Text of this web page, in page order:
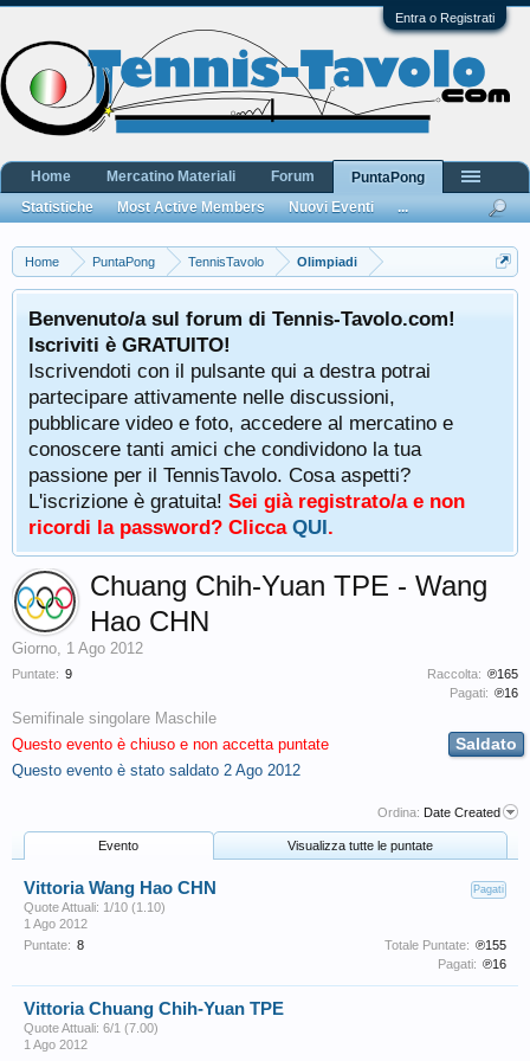
Entra o Registrati
Home PuntaPong TennisTavolo Olimpiadi
Benvenuto/a sul forum di Tennis-Tavolo.com!
Iscriviti è GRATUITO!
Iscrivendoti con il pulsante qui a destra potrai
partecipare attivamente nelle discussioni,
pubblicare video e foto, accedere al mercatino e
conoscere tanti amici che condividono la tua
passione per il TennisTavolo. Cosa aspetti?
L'iscrizione è gratuita! Sei già registrato/a e non
ricordi la password? Clicca QUI.
Puntate: 9 Raccolta: ℗165
Pagati: ℗16
Chuang Chih-Yuan TPE - Wang
Hao CHN
Giorno, 1 Ago 2012
Saldato
Semifinale singolare Maschile
Questo evento è chiuso e non accetta puntate
Questo evento è stato saldato 2 Ago 2012
Ordina: Date Created
Evento Visualizza tutte le puntate
Pagati
Vittoria Wang Hao CHN
Quote Attuali: 1/10 (1.10)
1 Ago 2012
Puntate: 8 Totale Puntate: ℗155
Pagati: ℗16
Vittoria Chuang Chih-Yuan TPE
Quote Attuali: 6/1 (7.00)
1 Ago 2012
Home Mercatino Materiali Forum
PuntaPong
Statistiche
Most Active Members Nuovi Eventi ...